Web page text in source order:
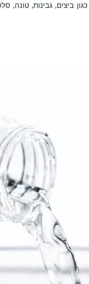
ביצים, גבינות, טונה,